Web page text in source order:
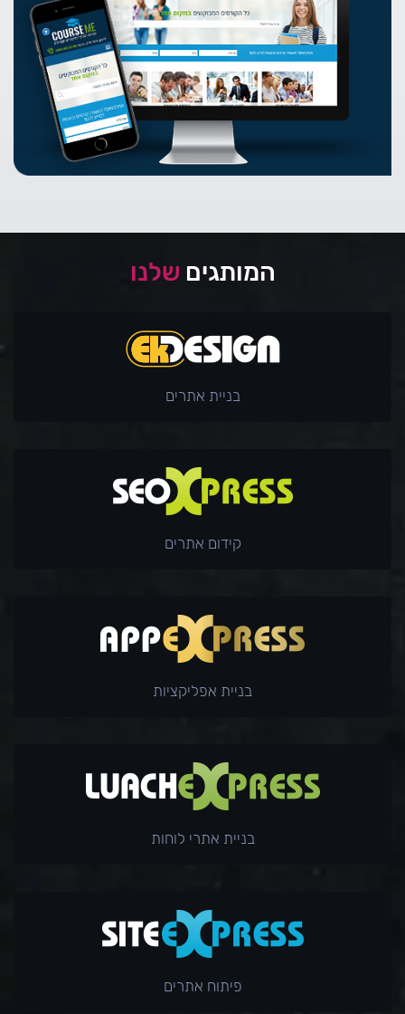
המותגים שלנו
בניית אתרים
קידום אתרים
בניית אפליקציות
בניית אתרי לוחות
פיתוח אתרים